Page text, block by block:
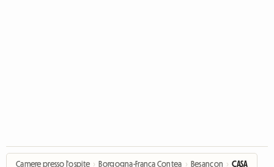
Camere presso l'ospite › Borgogna-Franca Contea › Besançon › CASA